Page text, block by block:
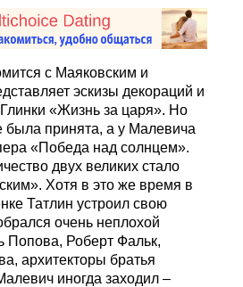
с Маяковским и
эскизы декораций и
«Жизнь за царя». Но
была принята, а у Малевича
«Победа над солнцем».
двух великих стало
Хотя в это же время в
Татлин устроил свою
очень неплохой
Попова, Роберт Фальк,
архитекторы братья
иногда заходил –